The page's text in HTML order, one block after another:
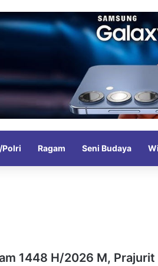
Polri Ragam Seni Budaya
1448 H/2026 M, Prajurit